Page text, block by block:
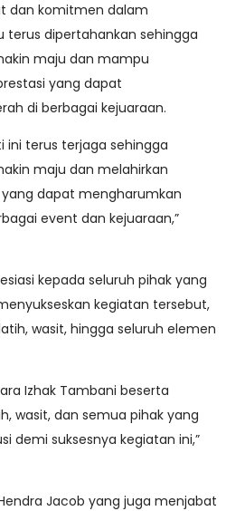
dan komitmen dalam
dipertahankan sehingga
maju dan mampu
yang dapat
di berbagai kejuaraan.
ini terus terjaga sehingga
maju dan melahirkan
dapat mengharumkan
event dan kejuaraan,”
kepada seluruh pihak yang
kegiatan tersebut,
wasit, hingga seluruh elemen
Izhak Tambani beserta
wasit, dan semua pihak yang
demi suksesnya kegiatan ini,”
Jacob yang juga menjabat